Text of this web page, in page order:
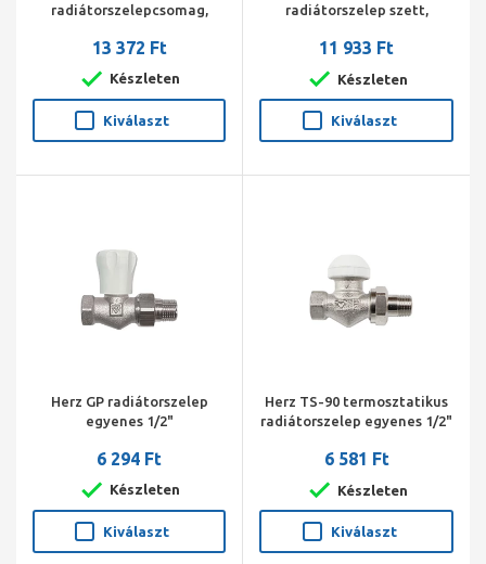
radiátorszelepcsomag,
(Vindo TH, A radiátorszelep,
Combi 2)
13 372 Ft
Készleten
Kiválaszt
radiátorszelep szett,
(radiátorszelep, visszatérő
szelep, termosztát fej)
11 933 Ft
Készleten
Kiválaszt
Herz GP radiátorszelep
egyenes 1/2"
6 294 Ft
Készleten
Kiválaszt
Herz TS-90 termosztatikus
radiátorszelep egyenes 1/2"
6 581 Ft
Készleten
Kiválaszt